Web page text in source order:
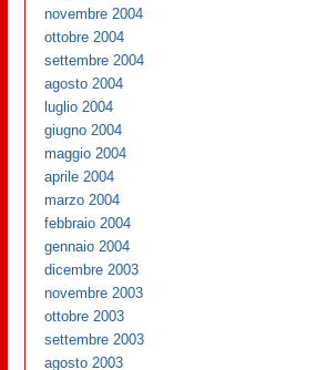
novembre 2004
ottobre 2004
settembre 2004
agosto 2004
luglio 2004
giugno 2004
maggio 2004
aprile 2004
marzo 2004
febbraio 2004
gennaio 2004
dicembre 2003
novembre 2003
ottobre 2003
settembre 2003
agosto 2003